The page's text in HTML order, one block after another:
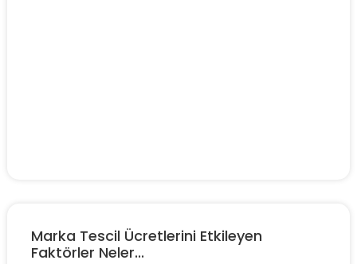
Marka Tescil Ücretlerini Etkileyen
Faktörler Neler...